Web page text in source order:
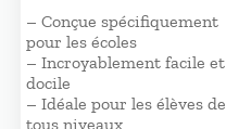
– Conçue spécifiquement
pour les écoles
– Incroyablement facile et
docile
– Idéale pour les élèves de
tous niveaux